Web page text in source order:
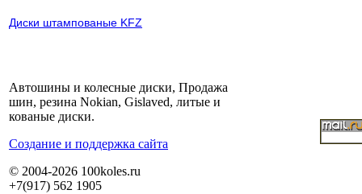
Диски штампованые KFZ
Автошины и колесные диски, Продажа
шин, резина Nokian, Gislaved, литые и
кованые диски.
Cоздание и поддержка сайта
© 2004-2026 100koles.ru
+7(917) 562 1905